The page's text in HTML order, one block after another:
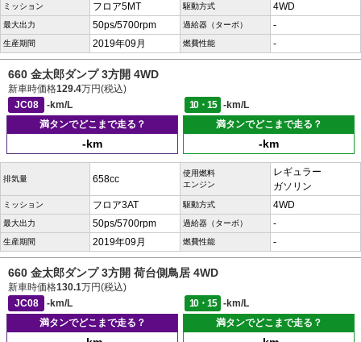
ミッション フロア5MT 駆動方式 4WD
最大出力 50ps/5700rpm 過給器（ターボ） -
生産期間 2019年09月 燃費性能 -
660 金太郎ダンプ 3方開 4WD
新車時価格129.4万円(税込)
JC08
-km/L 10・15
-km/L
満タンでどこまで走る？
-km
満タンでどこまで走る？
-km
排気量 658cc
使用燃料
エンジン
レギュラー
ガソリン
ミッション フロア3AT 駆動方式 4WD
最大出力 50ps/5700rpm 過給器（ターボ） -
生産期間 2019年09月 燃費性能 -
660 金太郎ダンプ 3方開 荷台側鳥居 4WD
新車時価格130.1万円(税込)
JC08
-km/L 10・15
-km/L
満タンでどこまで走る？
満タンでどこまで走る？